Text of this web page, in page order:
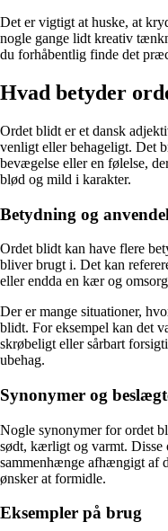
Det er vigtigt at huske, at
nogle gange lidt kreativ
du forhåbentlig finde det
Hvad betyder
Ordet blidt er et dansk
venligt eller behageligt. Det
bevægelse eller en følelse,
blød og mild i karakter.
Betydning og
Ordet blidt kan have flere
bliver brugt i. Det kan
eller endda en kær og
Der er mange situationer,
blidt. For eksempel kan det
skrøbeligt eller sårbart
ubehag.
Synonymer og
Nogle synonymer for ordet
sødt, kærligt og varmt. Disse
sammenhænge afhængigt af
ønsker at formidle.
Eksempler på brug